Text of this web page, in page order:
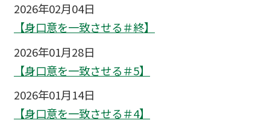
2026年02月04日
【身口意を一致させる＃終】
2026年01月28日
【身口意を一致させる＃5】
2026年01月14日
【身口意を一致させる＃4】